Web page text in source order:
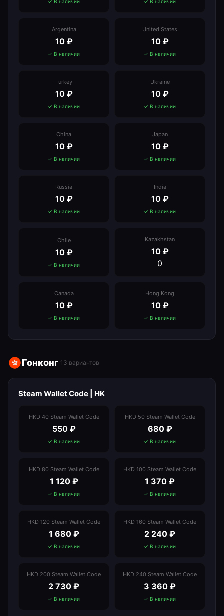
Argentina
10₽
✓ В наличии
United States
10₽
✓ В наличии
Turkey
10₽
✓ В наличии
Ukraine
10₽
✓ В наличии
China
10₽
✓ В наличии
Japan
10₽
✓ В наличии
Russia
10₽
✓ В наличии
India
10₽
✓ В наличии
Chile
10₽
✓ В наличии
Kazakhstan
10₽
0
Canada
10₽
✓ В наличии
Hong Kong
10₽
✓ В наличии
Гонконг 13 вариантов
Steam Wallet Code | HK
HKD 40 Steam Wallet Code
550₽
✓ В наличии
HKD 50 Steam Wallet Code
680₽
✓ В наличии
HKD 80 Steam Wallet Code
1 120₽
✓ В наличии
HKD 100 Steam Wallet Code
1 370 ₽
✓ В наличии
HKD 120 Steam Wallet Code
1 680₽
✓ В наличии
HKD 160 Steam Wallet Code
2 240 ₽
✓ В наличии
HKD 200 Steam Wallet Code
2 730 ₽
✓ В наличии
HKD 240 Steam Wallet Code
3 360 ₽
✓ В наличии